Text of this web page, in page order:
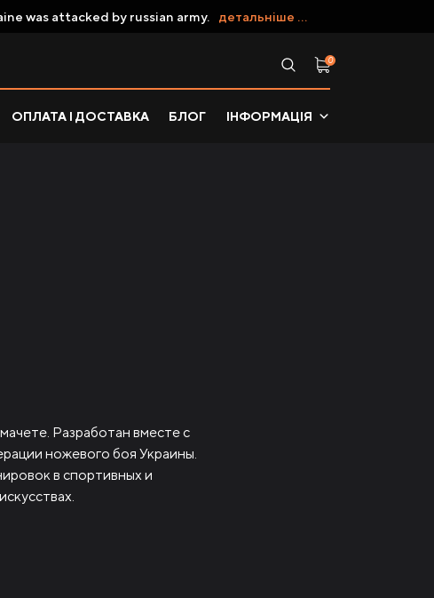
was attacked by russian army. детальніше ...
0
ОПЛАТА І ДОСТАВКА БЛОГ ІНФОРМАЦІЯ
Разработан вместе с
ножевого боя Украины.
в спортивных и